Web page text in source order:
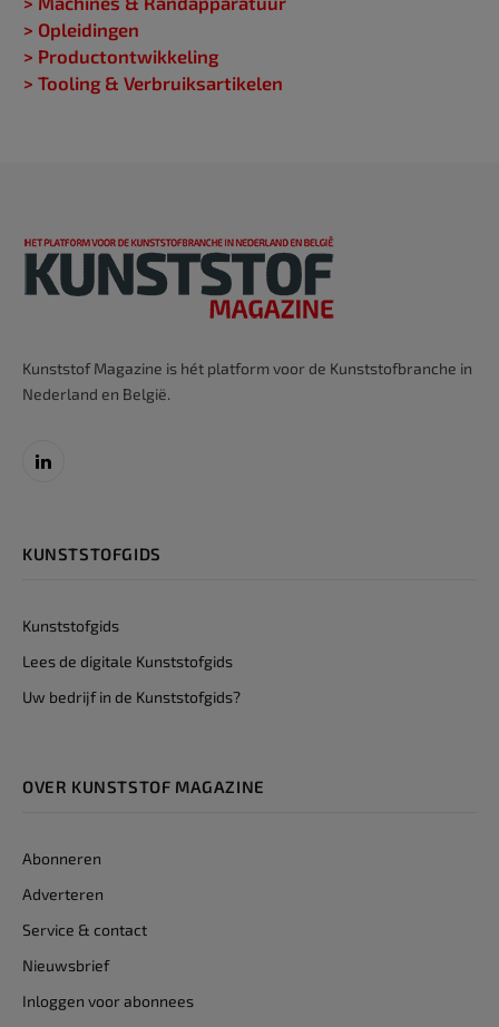
> Opleidingen
> Productontwikkeling
> Tooling & Verbruiksartikelen
Kunststof Magazine is hét platform voor de Kunststofbranche in
Nederland en België.
LinkedIn
KUNSTSTOFGIDS
Kunststofgids
Lees de digitale Kunststofgids
Uw bedrijf in de Kunststofgids?
OVER KUNSTSTOF MAGAZINE
Abonneren
Adverteren
Service & contact
Nieuwsbrief
Inloggen voor abonnees